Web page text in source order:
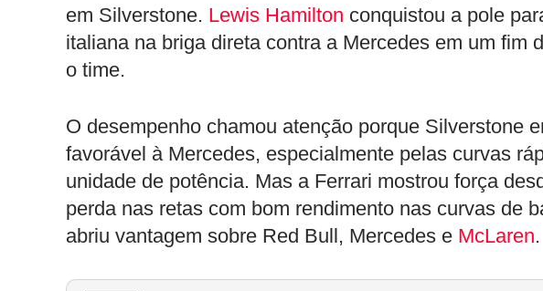
em Silverstone. Lewis Hamilton conquistou a pole
italiana na briga direta contra a Mercedes em um fim
o time.
O desempenho chamou atenção porque Silverstone
favorável à Mercedes, especialmente pelas curvas
unidade de potência. Mas a Ferrari mostrou força
perda nas retas com bom rendimento nas curvas de
abriu vantagem sobre Red Bull, Mercedes e McLaren.